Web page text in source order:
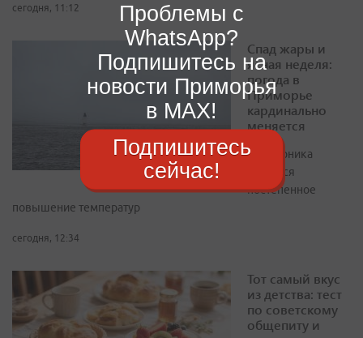
сегодня, 11:12
Спад жары и
ясная неделя:
погода в
Приморье
кардинально
меняется
Со вторника
начнётся
постепенное
повышение температур
сегодня, 12:34
Тот самый вкус
из детства: тест
по советскому
общепиту и
Проблемы с
WhatsApp?
Подпишитесь на
новости Приморья
в MAX!
Подпишитесь
сейчас!